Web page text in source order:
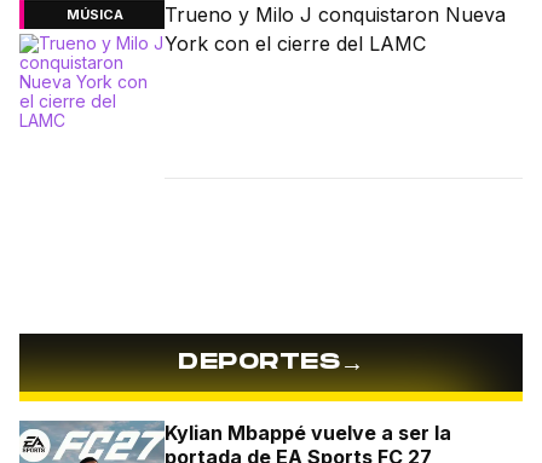
MÚSICA
Trueno y Milo J conquistaron Nueva
York con el cierre del LAMC
DEPORTES→
Kylian Mbappé vuelve a ser la
portada de EA Sports FC 27